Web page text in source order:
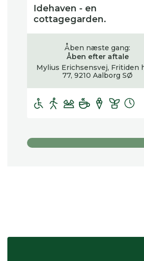
Idehaven - en
cottagegarden.
Åben næste gang:
Åben efter aftale
Mylius Erichsensvej, Fritiden
77, 9210 Aalborg SØ